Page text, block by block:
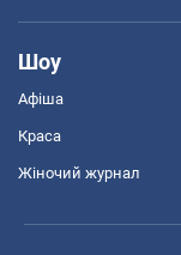
Шоу
Афіша
Краса
Жіночий журнал